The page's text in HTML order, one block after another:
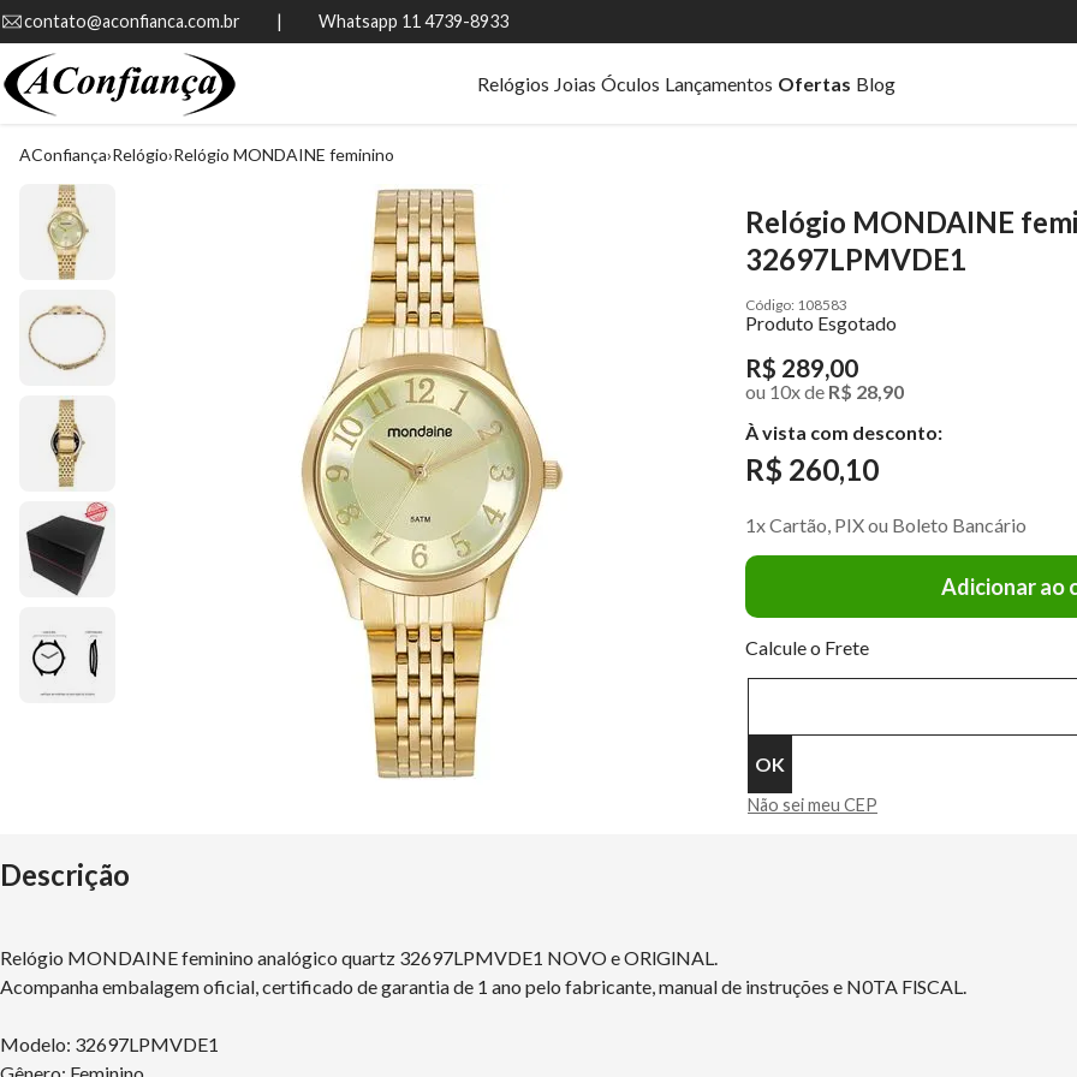
contato@aconfianca.com.br          |          Whatsapp 11 4739-8933
Relógios Joias Óculos Lançamentos Ofertas Blog
AConfiança Relógio Relógio MONDAINE feminino
Relógio MONDAINE
32697LPMVDE1
108583
Produto Esgotado
R$ 289,00
ou 10xde R$ 28,90
À vista com desconto:
R$ 260,10
1x Cartão, PIX ou Boleto Bancário
Adicionar ao
Calcule o Frete
Não sei meu CEP
Descrição
Relógio MONDAINE feminino analógico quartz 32697LPMVDE1 NOVO e ORlGlNAL.
Acompanha embalagem oficial, certificado de garantia de 1 ano pelo fabricante, manual de instruções e N0TA FlSCAL.
Modelo: 32697LPMVDE1